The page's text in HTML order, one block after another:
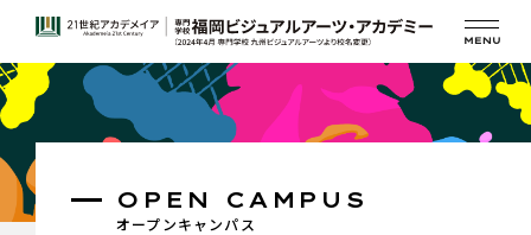
オープンキャンパス
OPEN CAMPUS